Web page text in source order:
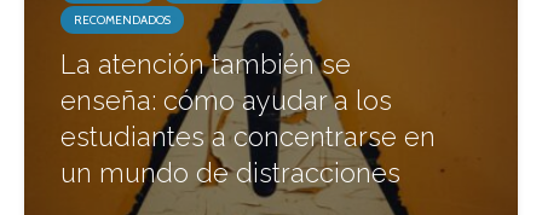
RECOMENDADOS
La atención también se
enseña: cómo ayudar a los
estudiantes a concentrarse en
un mundo de distracciones